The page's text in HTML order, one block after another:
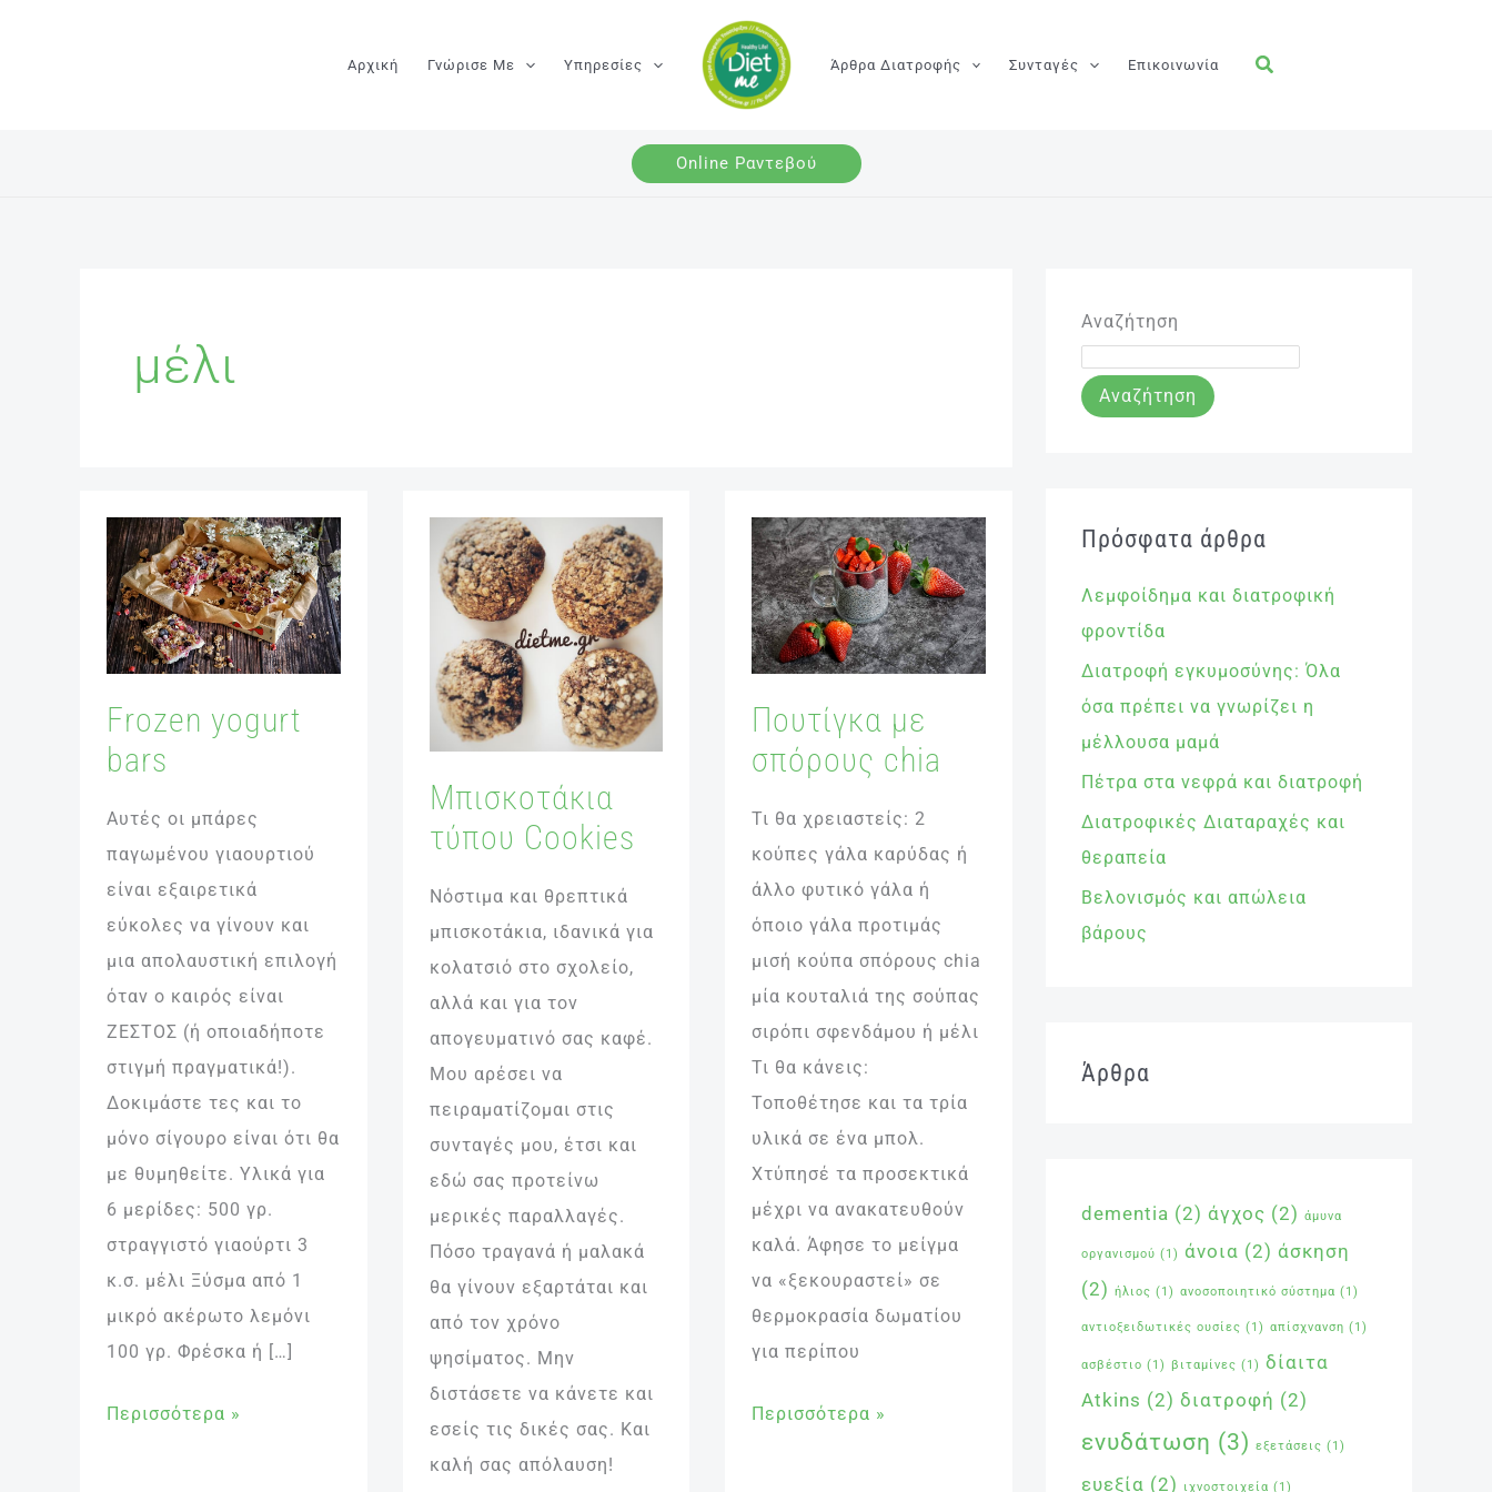
Αρχική Γνώρισε Με Υπηρεσίες Άρθρα Διατροφής Συνταγές Επικοινωνία
Online Ραντεβού
μέλι
Frozen yogurt
bars
Αυτές οι μπάρες
παγωμένου γιαουρτιού
είναι εξαιρετικά
εύκολες να γίνουν και
μια απολαυστική επιλογή
όταν ο καιρός είναι
ΖΕΣΤΟΣ (ή οποιαδήποτε
στιγμή πραγματικά!).
Δοκιμάστε τες και το
μόνο σίγουρο είναι ότι θα
με θυμηθείτε. Υλικά για
6 μερίδες: 500 γρ.
στραγγιστό γιαούρτι 3
κ.σ. μέλι Ξύσμα από 1
μικρό ακέρωτο λεμόνι
100 γρ. Φρέσκα ή […]
Frozen
yogurt
bars
Περισσότερα »
Μπισκοτάκια
τύπου Cookies
Νόστιμα και θρεπτικά
μπισκοτάκια, ιδανικά για
κολατσιό στο σχολείο,
αλλά και για τον
απογευματινό σας καφέ.
Μου αρέσει να
πειραματίζομαι στις
συνταγές μου, έτσι και
εδώ σας προτείνω
μερικές παραλλαγές.
Πόσο τραγανά ή μαλακά
θα γίνουν εξαρτάται και
από τον χρόνο
ψησίματος. Μην
διστάσετε να κάνετε και
εσείς τις δικές σας. Και
καλή σας απόλαυση!
Μπισκοτάκια
τύπου
Cookies
Πουτίγκα με
σπόρους chia
Τι θα χρειαστείς: 2
κούπες γάλα καρύδας ή
άλλο φυτικό γάλα ή
όποιο γάλα προτιμάς
μισή κούπα σπόρους chia
μία κουταλιά της σούπας
σιρόπι σφενδάμου ή μέλι
Τι θα κάνεις:
Τοποθέτησε και τα τρία
υλικά σε ένα μπολ.
Χτύπησέ τα προσεκτικά
μέχρι να ανακατευθούν
καλά. Άφησε το μείγμα
να «ξεκουραστεί» σε
θερμοκρασία δωματίου
για περίπου
Πουτίγκα
με
σπόρους
chia
Περισσότερα »
Αναζήτηση
Αναζήτηση
Πρόσφατα άρθρα
Λεμφοίδημα και διατροφική
φροντίδα
Διατροφή εγκυμοσύνης: Όλα
όσα πρέπει να γνωρίζει η
μέλλουσα μαμά
Πέτρα στα νεφρά και διατροφή
Διατροφικές Διαταραχές και
θεραπεία
Βελονισμός και απώλεια
βάρους
Άρθρα
dementia (2) άγχος (2) άμυνα
οργανισμού (1) άνοια (2) άσκηση
(2) ήλιος (1) ανοσοποιητικό σύστημα (1)
αντιοξειδωτικές ουσίες (1) απίσχνανση (1)
ασβέστιο (1) βιταμίνες (1) δίαιτα
Atkins (2) διατροφή (2)
ενυδάτωση (3) εξετάσεις (1)
ευεξία (2) ιχνοστοιχεία (1)